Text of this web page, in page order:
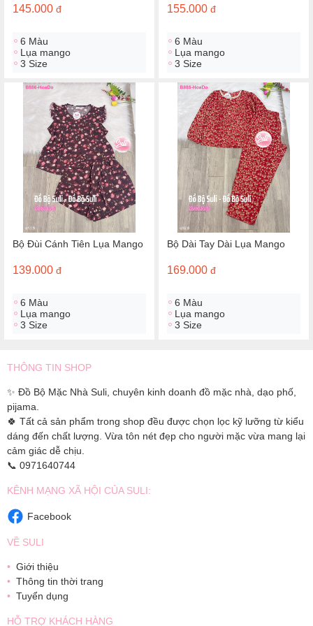
145.000 đ
6 Màu
Lụa mango
3 Size
155.000 đ
6 Màu
Lụa mango
3 Size
Bộ Đùi Cánh Tiên Lụa Mango
139.000 đ
6 Màu
Lụa mango
3 Size
Bộ Dài Tay Dài Lụa Mango
169.000 đ
6 Màu
Lụa mango
3 Size
THÔNG TIN SHOP
✨ Đồ Bộ Mặc Nhà Suli, chuyên kinh doanh đồ mặc nhà, dạo phố,
pijama.
🍀 Tất cả sản phẩm trong shop đều được chọn lọc kỹ lưỡng từ kiểu
dáng đến chất lượng. Vừa tôn nét đẹp cho người mặc vừa mang lại
cảm giác dễ chịu.
📞 0971640744
KÊNH MẠNG XÃ HỘI CỦA SULI:
Facebook
VỀ SULI
Giới thiệu
Thông tin thời trang
Tuyển dụng
HỖ TRỢ KHÁCH HÀNG